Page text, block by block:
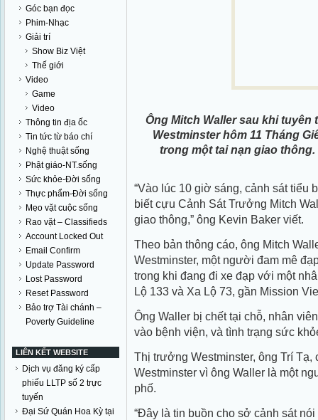
Góc bạn đọc
Phim-Nhạc
Giải trí
Show Biz Việt
Thế giới
Video
Game
Video
Thông tin địa ốc
Tin tức từ báo chí
Nghệ thuật sống
Phật giáo-NT.sống
Sức khỏe-Đời sống
Thực phẩm-Đời sống
Mẹo vặt cuộc sống
Rao vặt – Classifieds
Account Locked Out
Email Confirm
Update Password
Lost Password
Reset Password
Bảo trợ Tài chánh –
Poverty Guideline
LIÊN KẾT WEBSITE
Dịch vụ đăng ký cấp
phiếu LLTP số 2 trực
tuyến
Đại Sứ Quán Hoa Kỳ tại
Ông Mitch Waller sau khi
Westminster hôm 11 Tháng
trong một tai nạn giao
“Vào lúc 10 giờ sáng, cảnh sát tiểu
biết cựu Cảnh Sát Trưởng Mitch
giao thông,” ông Kevin Baker viết.
Theo bản thông cáo, ông Mitch
Westminster, một người đam mê
trong khi đang đi xe đạp với một
Lộ 133 và Xa Lộ 73, gần Mission
Ông Waller bị chết tại chỗ, nhân
vào bệnh viện, và tình trạng sức
Thị trưởng Westminster, ông Trí Tạ,
Westminster vì ông Waller là một
phố.
“Ðây là tin buồn cho sở cảnh sát